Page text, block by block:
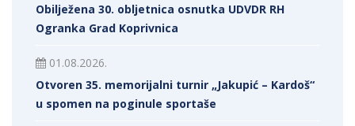
Obilježena 30. obljetnica osnutka UDVDR RH
Ogranka Grad Koprivnica
01.08.2026.
Otvoren 35. memorijalni turnir „Jakupić – Kardoš“
u spomen na poginule sportaše